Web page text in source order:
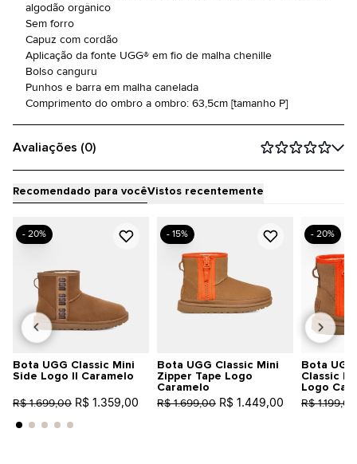
algodão orgânico
Sem forro
Capuz com cordão
Aplicação da fonte UGG® em fio de malha chenille
Bolso canguru
Punhos e barra em malha canelada
Comprimento do ombro a ombro: 63,5cm [tamanho P]
Avaliações (0)
Recomendado para vocêVistos recentemente
Bota UGG Classic Mini
Side Logo II Caramelo
R$ 1.699,00 R$ 1.359,00
- 20%
Bota UGG Classic Mini
Zipper Tape Logo
Caramelo
R$ 1.699,00 R$ 1.449,00
- 15%
Bota
Classic
Logo
R$ 1.199,00
- 20%